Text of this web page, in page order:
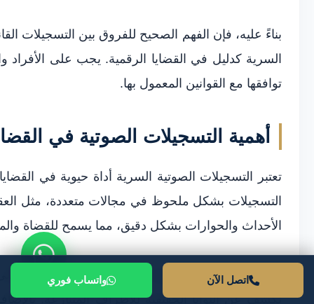
بناءً عليه، فإن الفهم الصحيح للفروق بين التسجيلات
السرية كدليل في القضايا الرقمية. يجب على الأفراد
توافقها مع القوانين المعمول بها.
أهمية التسجيلات الصوتية في
تعتبر التسجيلات الصوتية السرية أداة حيوية في
التسجيلات بشكل ملحوظ في مجالات متعددة، مثل
الأحداث والحوارات بشكل دقيق، مما يسمح للقضاة
من خلال تحليل التسجيلات الصوتية، يمكن الاطلاع
تكشف عن النوايا الحقيقية للأطراف المتنازعة.
اتصل الآن واتساب فوري